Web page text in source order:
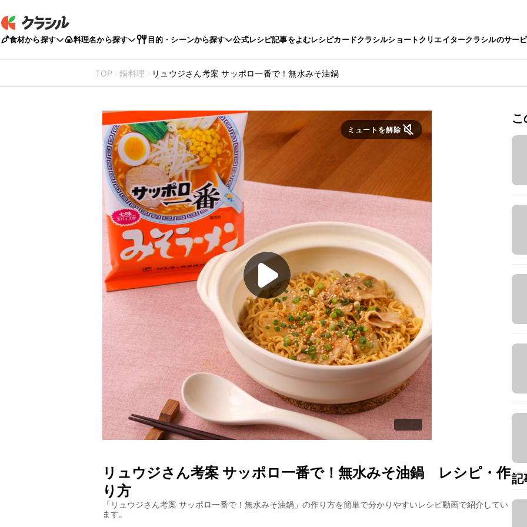
食材から探す 料理名から探す 目的・シーンから探す 公式レシピ記事をよむレシピカードクラシルショートクリエイタークラシルのサー
TOP 鍋料理 リュウジさん考案 サッポロ一番で！無水みそ油鍋
ミュートを解除
リュウジさん考案 サッポロ一番で！無水みそ油鍋 レシピ・作
り方
「 リュウジさん考案 サッポロ一番で！無水みそ油鍋 」の作り方を簡単で分かりやすいレシピ動画で紹介してい
ます。
記